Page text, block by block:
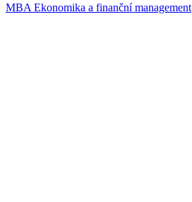
MBA Ekonomika a finanční management